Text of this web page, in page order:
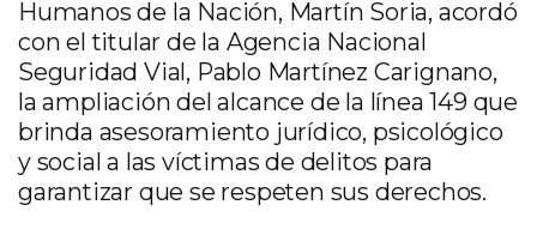
Humanos de la Nación, Martín Soria, acordó
con el titular de la Agencia Nacional
Seguridad Vial, Pablo Martínez Carignano,
la ampliación del alcance de la línea 149 que
brinda asesoramiento jurídico, psicológico
y social a las víctimas de delitos para
garantizar que se respeten sus derechos.